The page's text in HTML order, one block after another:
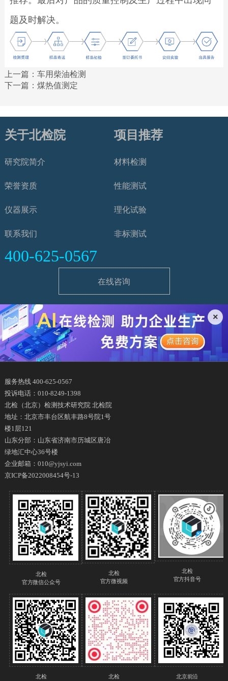
题及时解决。
上一篇： 车用柴油检测
下一篇： 煤热值测定
关于北检院
研究院简介
荣誉资质
仪器展示
联系我们
项目推荐
材料检测
性能测试
理化试验
非标测试
400-625-0567
在线咨询
×
服务热线 400-625-0567
投诉电话：010-8249-1398
北检（北京）检测技术研究院 北检院
地址：北京市丰台区航丰路8号院1号
楼1层121
山东分部：山东省济南市历城区唐冶
绿地汇中心36号楼
企业邮箱：010@yjsyi.com
京ICP备2022008454号-13
北检
官方微信公众号
北检
官方微视频
北检
官方抖音号
北检 北检 北京前沿